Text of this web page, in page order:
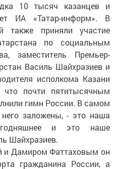
10 тысяч казанцев и
ИА «Татар-информ». В
также приняли участие
по социальным
заместитель Премьер-
Василь Шайхразиев и
исполкома Казани
что почти пятитысячным
гимн России. В самом
заложены, - это наша
и это наше
Шайхразиев.
и Дамиром Фаттаховым он
гражданина России, а